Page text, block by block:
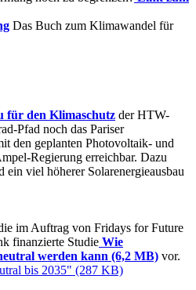
Das Buch zum Klimawandel für
für den Klimaschutz der HTW-
Pfad noch das Pariser
den geplanten Photovoltaik- und
Regierung erreichbar. Dazu
ein viel höherer Solarenergieausbau
im Auftrag von Fridays for Future
finanzierte Studie Wie
werden kann (6,2 MB) vor.
bis 2035" (287 KB)